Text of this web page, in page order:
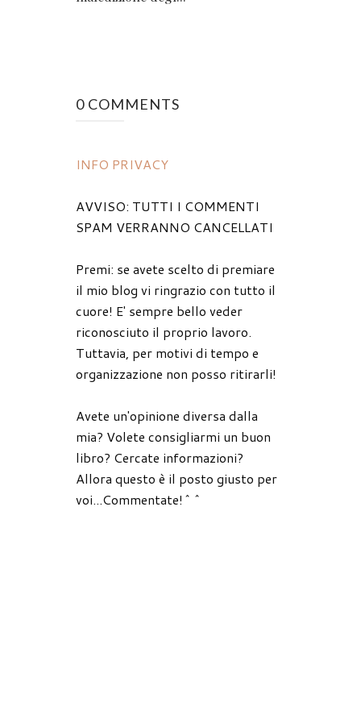
0 COMMENTS
INFO PRIVACY
AVVISO: TUTTI I COMMENTI
SPAM VERRANNO CANCELLATI
Premi: se avete scelto di premiare
il mio blog vi ringrazio con tutto il
cuore! E' sempre bello veder
riconosciuto il proprio lavoro.
Tuttavia, per motivi di tempo e
organizzazione non posso ritirarli!
Avete un'opinione diversa dalla
mia? Volete consigliarmi un buon
libro? Cercate informazioni?
Allora questo è il posto giusto per
voi...Commentate!^^